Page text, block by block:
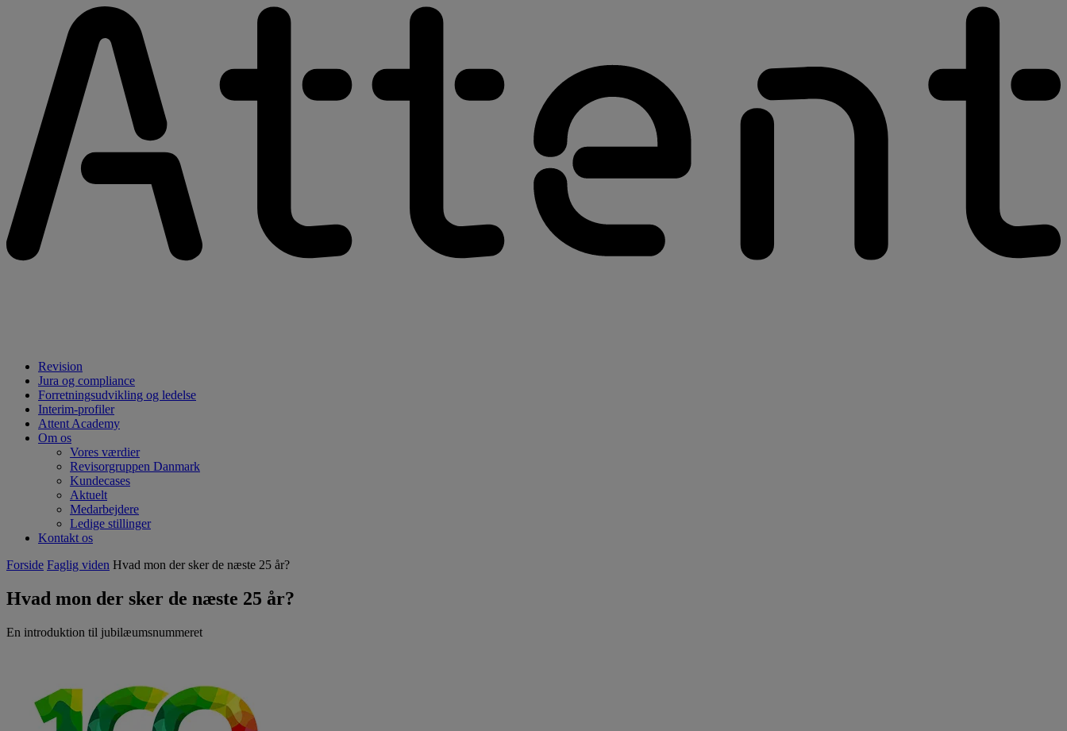
Revision
Jura og compliance
Forretningsudvikling og ledelse
Interim-profiler
Attent Academy
Om os
Vores værdier
Revisorgruppen Danmark
Kundecases
Aktuelt
Medarbejdere
Ledige stillinger
Kontakt os
Forside Faglig viden Hvad mon der sker de næste 25 år?
Hvad mon der sker de næste 25 år?
En introduktion til jubilæumsnummeret